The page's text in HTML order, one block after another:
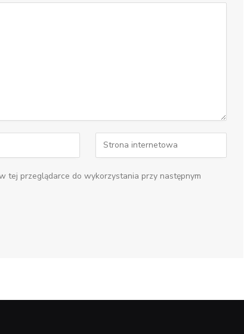
tej przeglądarce do wykorzystania przy następnym